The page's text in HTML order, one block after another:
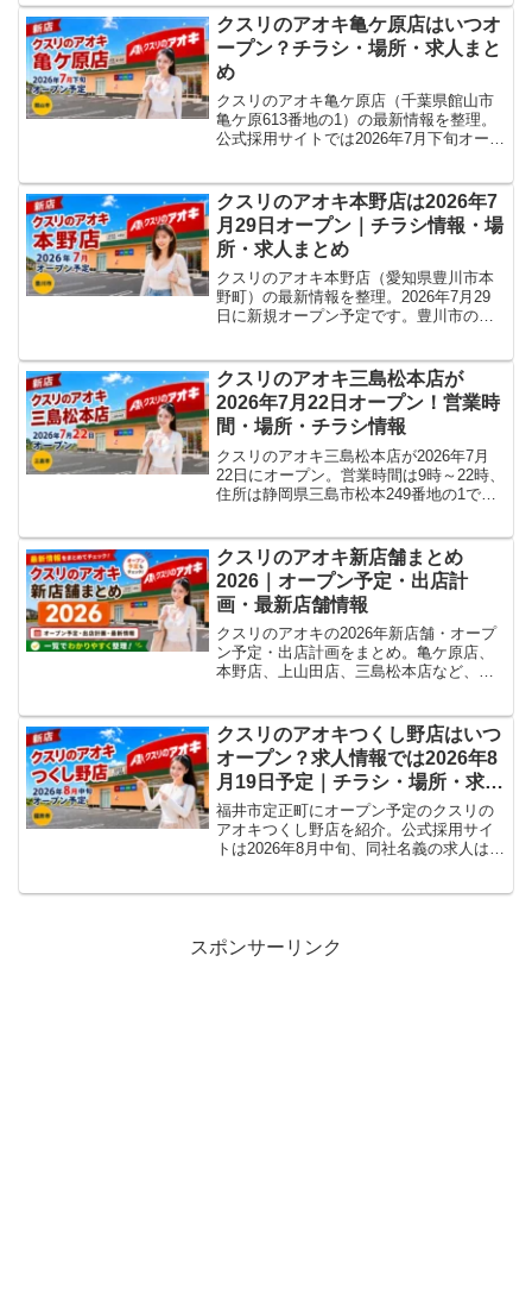
店日は未発表です。場所、営業時間、駐
車場、求人、チラシ情報をまとめます。
クスリのアオキ亀ケ原店はいつオ
ープン？チラシ・場所・求人まと
め
クスリのアオキ亀ケ原店（千葉県館山市
亀ケ原613番地の1）の最新情報を整理。
公式採用サイトでは2026年7月下旬オープ
ます。
クスリのアオキ本野店は2026年7
月29日オープン｜チラシ情報・場
所・求人まとめ
クスリのアオキ本野店（愛知県豊川市本
野町）の最新情報を整理。2026年7月29
日に新規オープン予定です。豊川市の新
クスリのアオキ三島松本店が
2026年7月22日オープン！営業時
間・場所・チラシ情報
クスリのアオキ三島松本店が2026年7月
22日にオープン。営業時間は9時～22時、
住所は静岡県三島市松本249番地の1で
クスリのアオキ新店舗まとめ
2026｜オープン予定・出店計
画・最新店舗情報
クスリのアオキの2026年新店舗・オープ
ン予定・出店計画をまとめ。亀ケ原店、
本野店、上山田店、三島松本店など、判
クスリのアオキつくし野店はいつ
オープン？求人情報では2026年8
月19日予定｜チラシ・場所・求人
まとめ
福井市定正町にオープン予定のクスリの
アオキつくし野店を紹介。公式採用サイ
トは2026年8月中旬、同社名義の求人は8
スポンサーリンク